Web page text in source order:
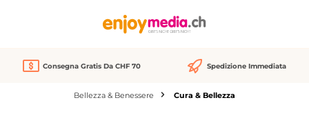
Consegna Gratis Da CHF 70 Spedizione Immediata
Bellezza & Benessere Cura & Bellezza